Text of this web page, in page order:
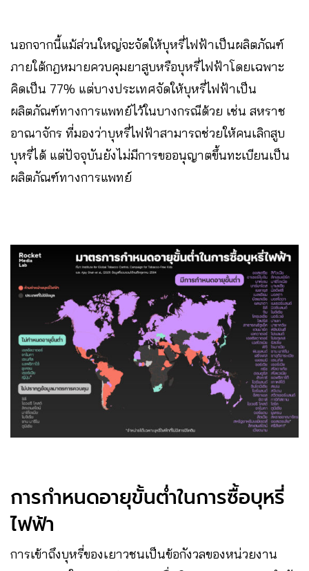
นอกจากนี้แม้ส่วนใหญ่จะจัดให้บุหรี่ไฟฟ้าเป็นผลิตภัณฑ์
ภายใต้กฎหมายควบคุมยาสูบหรือบุหรี่ไฟฟ้าโดยเฉพาะ
คิดเป็น 77% แต่บางประเทศจัดให้บุหรี่ไฟฟ้าเป็น
ผลิตภัณฑ์ทางการแพทย์ไว้ในบางกรณีด้วย เช่น สหราช
อาณาจักร ที่มองว่าบุหรี่ไฟฟ้าสามารถช่วยให้คนเลิกสูบ
บุหรี่ได้ แต่ปัจจุบันยังไม่มีการขออนุญาตขึ้นทะเบียนเป็น
ผลิตภัณฑ์ทางการแพทย์
การกำหนดอายุขั้นต่ำในการซื้อบุหรี่
ไฟฟ้า
การเข้าถึงบุหรี่ของเยาวชนเป็นข้อกังวลของหน่วยงาน